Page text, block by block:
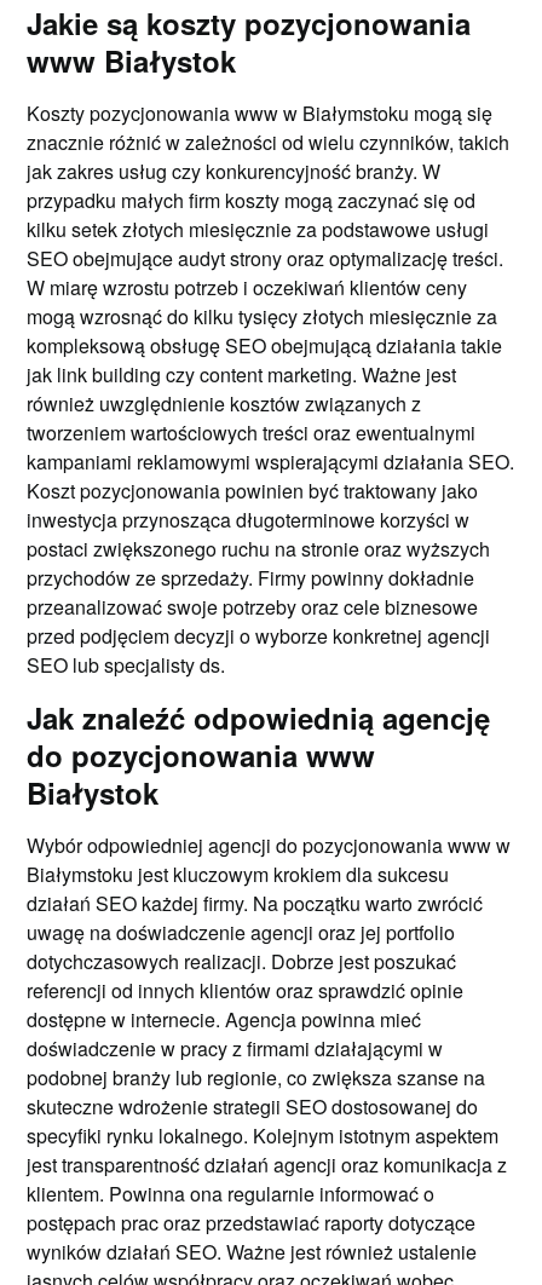
Jakie są koszty pozycjonowania
www Białystok
Koszty pozycjonowania www w Białymstoku mogą się
znacznie różnić w zależności od wielu czynników, takich
jak zakres usług czy konkurencyjność branży. W
przypadku małych firm koszty mogą zaczynać się od
kilku setek złotych miesięcznie za podstawowe usługi
SEO obejmujące audyt strony oraz optymalizację treści.
W miarę wzrostu potrzeb i oczekiwań klientów ceny
mogą wzrosnąć do kilku tysięcy złotych miesięcznie za
kompleksową obsługę SEO obejmującą działania takie
jak link building czy content marketing. Ważne jest
również uwzględnienie kosztów związanych z
tworzeniem wartościowych treści oraz ewentualnymi
kampaniami reklamowymi wspierającymi działania SEO.
Koszt pozycjonowania powinien być traktowany jako
inwestycja przynosząca długoterminowe korzyści w
postaci zwiększonego ruchu na stronie oraz wyższych
przychodów ze sprzedaży. Firmy powinny dokładnie
przeanalizować swoje potrzeby oraz cele biznesowe
przed podjęciem decyzji o wyborze konkretnej agencji
SEO lub specjalisty ds.
Jak znaleźć odpowiednią agencję
do pozycjonowania www
Białystok
Wybór odpowiedniej agencji do pozycjonowania www w
Białymstoku jest kluczowym krokiem dla sukcesu
działań SEO każdej firmy. Na początku warto zwrócić
uwagę na doświadczenie agencji oraz jej portfolio
dotychczasowych realizacji. Dobrze jest poszukać
referencji od innych klientów oraz sprawdzić opinie
dostępne w internecie. Agencja powinna mieć
doświadczenie w pracy z firmami działającymi w
podobnej branży lub regionie, co zwiększa szanse na
skuteczne wdrożenie strategii SEO dostosowanej do
specyfiki rynku lokalnego. Kolejnym istotnym aspektem
jest transparentność działań agencji oraz komunikacja z
klientem. Powinna ona regularnie informować o
postępach prac oraz przedstawiać raporty dotyczące
wyników działań SEO. Ważne jest również ustalenie